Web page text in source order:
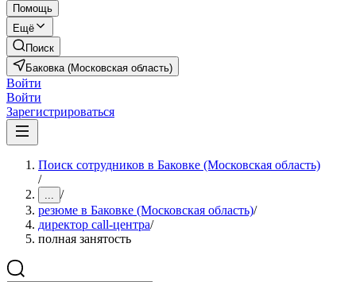
Помощь
Ещё
Поиск
Баковка (Московская область)
Войти
Войти
Зарегистрироваться
Поиск сотрудников в Баковке (Московская область)
/
... /
резюме в Баковке (Московская область)/
директор call-центра/
полная занятость